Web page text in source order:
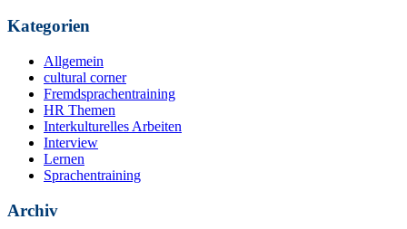
Kategorien
Allgemein
cultural corner
Fremdsprachentraining
HR Themen
Interkulturelles Arbeiten
Interview
Lernen
Sprachentraining
Archiv